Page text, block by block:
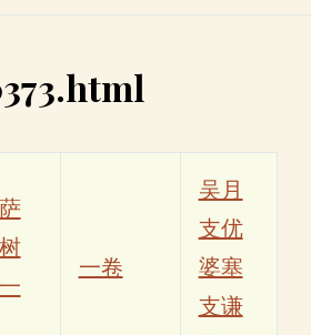
一卷
吴月
支优
婆塞
支谦